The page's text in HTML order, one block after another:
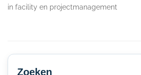
in facility en projectmanagement
Secondary
Sidebar
Zoeken